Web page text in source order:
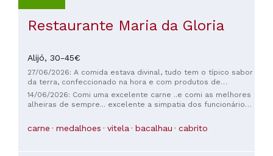
Restaurante Maria da Gloria
Alijó, 30-45€
27/06/2026: A comida estava divinal, tudo tem o típico sabor
da terra, confeccionado na hora e com produtos de
qualidade. O atendimento foi excelente, ligamos com
antecedência para saber a que horas fechava a cozinha,
fomos muito bem recebidos, registaram o nosso pedido e
14/06/2026: Comi uma excelente carne ..e comi as melhores
alheiras de sempre... excelente a simpatia dos funcionários
carne medalhoes vitela bacalhau cabrito